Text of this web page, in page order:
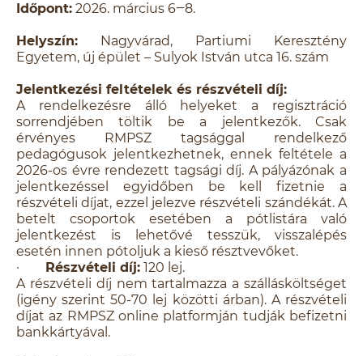
Időpont: 2026. március 6‒8.
Helyszín: Nagyvárad, Partiumi Keresztény
Egyetem, új épület – Sulyok István utca 16. szám
Jelentkezési feltételek és részvételi díj:
A rendelkezésre álló helyeket a regisztráció
sorrendjében töltik be a jelentkezők. Csak
érvényes RMPSZ tagsággal rendelkező
pedagógusok jelentkezhetnek, ennek feltétele a
2026-os évre rendezett tagsági díj. A pályázónak a
jelentkezéssel egyidőben be kell fizetnie a
részvételi díjat, ezzel jelezve részvételi szándékát. A
betelt csoportok esetében a pótlistára való
jelentkezést is lehetővé tesszük, visszalépés
esetén innen pótoljuk a kieső résztvevőket.
· Részvételi díj: 120 lej.
A részvételi díj nem tartalmazza a szállásköltséget
(igény szerint 50-70 lej közötti árban). A részvételi
díjat az RMPSZ online platformján tudják befizetni
bankkártyával.